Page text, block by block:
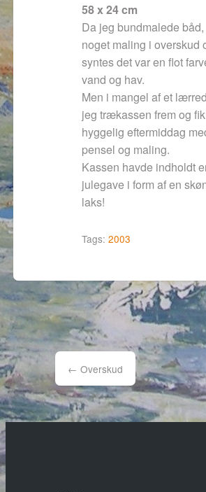
58 x 24 cm
Da jeg bundmalede
noget maling i overskud
syntes det var en flot
vand og hav.
Men i mangel af et
jeg trækassen frem og
hyggelig eftermiddag
pensel og maling.
Kassen havde indholdt
julegave i form af en
laks!
Tags: 2003
Post
navigation
← Overskud